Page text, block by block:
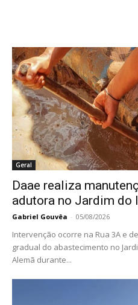
Geral
Daae realiza
adutora no Jardim do
Gabriel Gouvêa - 05/08/2026
Intervenção ocorre na Rua 3A e
gradual do abastecimento no
Alemã durante...